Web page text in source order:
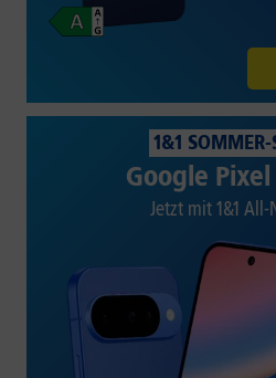
1&1 SOMMER-
Google Pixel
Jetzt mit 1&1 All-